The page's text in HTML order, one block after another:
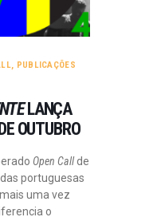
, PUBLICAÇÕES
LANÇA
OUTUBRO
Open Callde
portuguesas
uma vez
o